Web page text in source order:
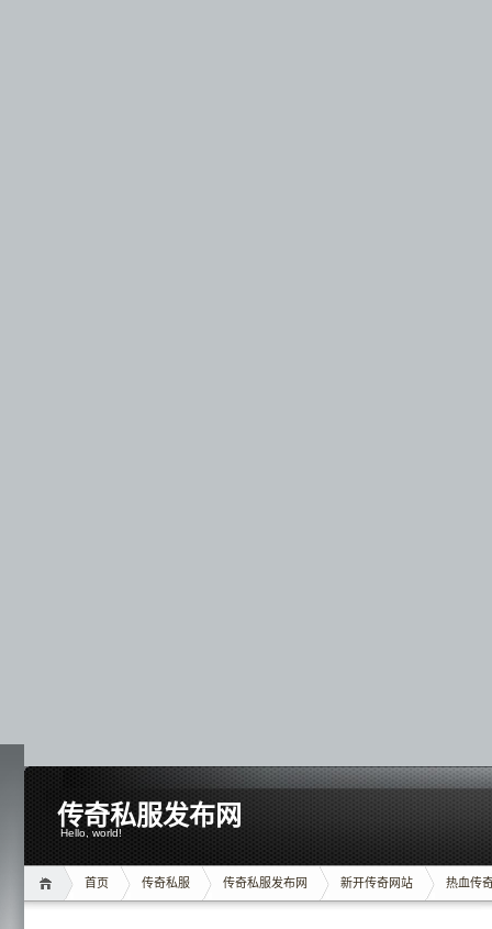
传奇私服发布网
Hello, world!
首页 传奇私服 传奇私服发布网 新开传奇网站 热血传